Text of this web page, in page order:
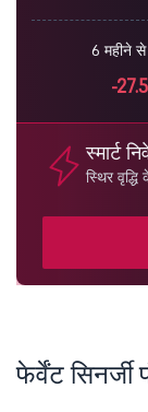
6 महीने
-
स्मार्ट
स्थिर
फेर्वेंट